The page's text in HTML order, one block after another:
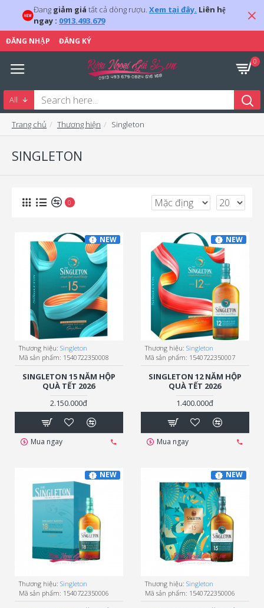
Đang giảm giá tất cả dòng rượu. Xem tại đây. Liên hệ
ngay : 0913.493.679
ĐĂNG NHẬP ĐĂNG KÝ
0
All
Trang chủ Thương hiện Singleton
SINGLETON
0
NEW
Thương hiệu: Singleton
Mã sản phẩm: 1540722350008
SINGLETON 15 NĂM HỘP
QUÀ TẾT 2026
2.150.000đ
Mua ngay
NEW
Thương hiệu: Singleton
Mã sản phẩm: 1540722350007
SINGLETON 12 NĂM HỘP
QUÀ TẾT 2026
1.400.000đ
Mua ngay
NEW
Thương hiệu: Singleton
Mã sản phẩm: 1540722350006
NEW
Thương hiệu: Singleton
Mã sản phẩm: 1540722350006